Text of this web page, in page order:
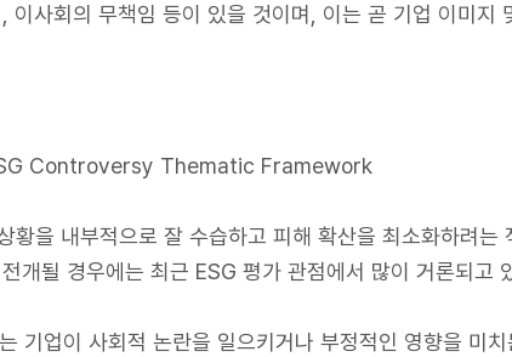
이사회의 무책임 등이 있을 것이며, 이는 곧 기업 이미지
Controversy Thematic Framework
황을 내부적으로 잘 수습하고 피해 확산을 최소화하려
개될 경우에는 최근 ESG 평가 관점에서 많이 거론되
기업이 사회적 논란을 일으키거나 부정적인 영향을 미